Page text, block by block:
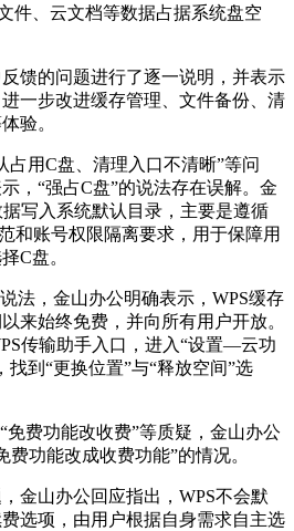
件、云文档等数据占据系统盘空
馈的问题进行了逐一说明，并表示
一步改进缓存管理、文件备份、清
验。
占用C盘、清理入口不清晰”等问
，“强占C盘”的说法存在误解。金
写入系统默认目录，主要是遵循
和账号权限隔离要求，用于保障用
C盘。
法，金山办公明确表示，WPS缓存
来始终免费，并向所有用户开放。
传输助手入口，进入“设置—云功
到“更换位置”与“释放空间”选
免费功能改收费”等质疑，金山办公
费功能改成收费功能”的情况。
金山办公回应指出，WPS不会默
选项，由用户根据自身需求自主选